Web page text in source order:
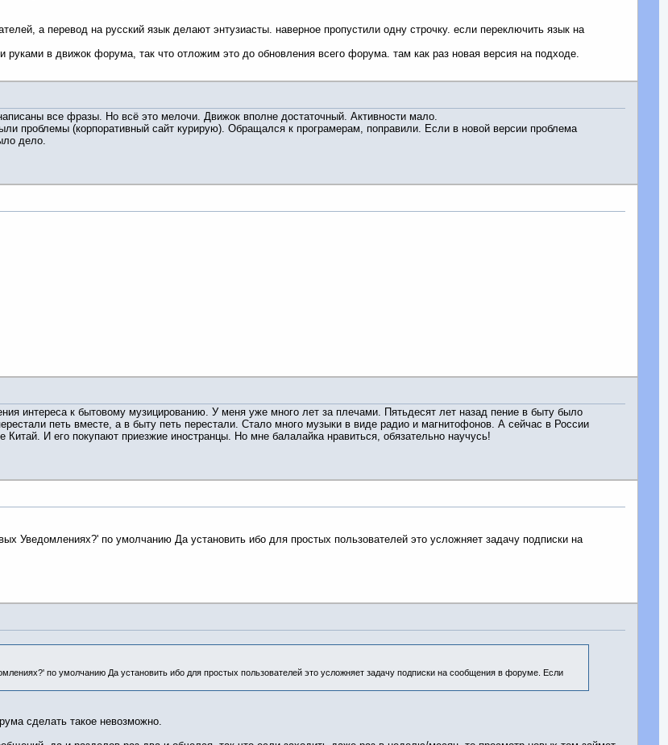
а перевод на русский язык делают энтузиасты. наверное пропустили одну строчку. если переключить язык на
в движок форума, так что отложим это до обновления всего форума. там как раз новая версия на подходе.
все фразы. Но всё это мелочи. Движок вполне достаточный. Активности мало.
проблемы (корпоративный сайт курирую). Обращался к програмерам, поправили. Если в новой версии проблема
дело.
интереса к бытовому музицированию. У меня уже много лет за плечами. Пятьдесят лет назад пение в быту было
петь вместе, а в быту петь перестали. Стало много музыки в виде радио и магнитофонов. А сейчас в России
И его покупают приезжие иностранцы. Но мне балалайка нравиться, обязательно научусь!
Уведомлениях?' по умолчанию Да установить ибо для простых пользователей это усложняет задачу подписки на
по умолчанию Да установить ибо для простых пользователей это усложняет задачу подписки на сообщения в форуме. Если
сделать такое невозможно.